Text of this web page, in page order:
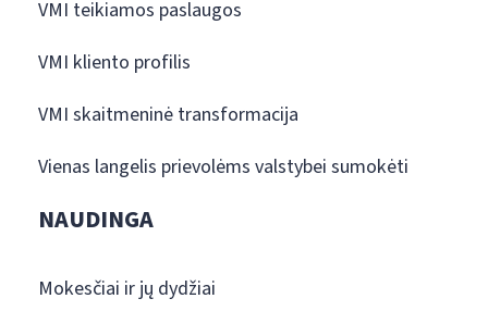
VMI teikiamos paslaugos
VMI kliento profilis
VMI skaitmeninė transformacija
Vienas langelis prievolėms valstybei sumokėti
NAUDINGA
Mokesčiai ir jų dydžiai